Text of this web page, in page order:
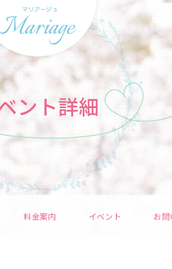
ント詳細
料金案内 イベント お